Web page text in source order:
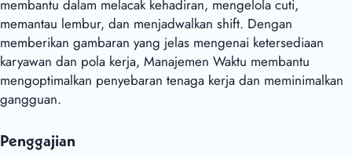
membantu dalam melacak kehadiran, mengelola cuti,
memantau lembur, dan menjadwalkan shift. Dengan
memberikan gambaran yang jelas mengenai ketersediaan
karyawan dan pola kerja, Manajemen Waktu membantu
mengoptimalkan penyebaran tenaga kerja dan meminimalkan
gangguan.
Penggajian